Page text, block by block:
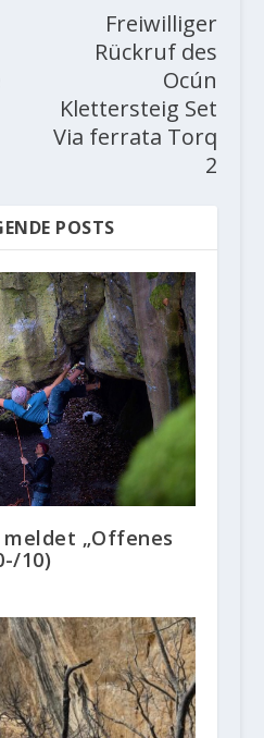
Freiwilliger
Rückruf des
Ocún
Klettersteig Set
Via ferrata Torq
2
POSTS
„Offenes
10)